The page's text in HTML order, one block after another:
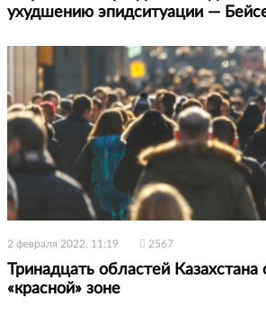
ухудшению эпидситуации —
2 февраля 2022, 11:19 2567
Тринадцать областей Казахстана
«красной» зоне